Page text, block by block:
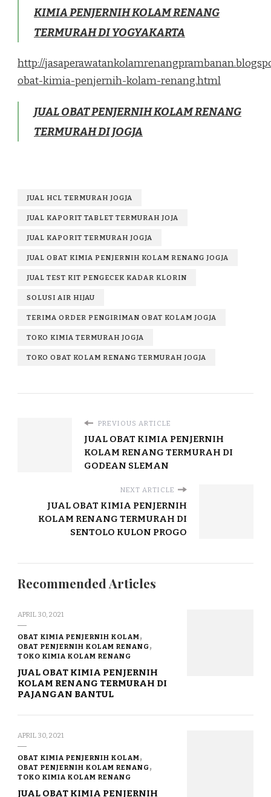
KIMIA PENJERNIH KOLAM RENANG
TERMURAH DI YOGYAKARTA
http://
obat-kimia-penjernih-kolam-renang.html
JUAL OBAT PENJERNIH KOLAM RENANG
TERMURAH DI JOGJA
JUAL HCL TERMURAH JOGJA
JUAL KAPORIT TABLET TERMURAH JOJA
JUAL KAPORIT TERMURAH JOGJA
JUAL OBAT KIMIA PENJERNIH KOLAM RENANG JOGJA
JUAL TEST KIT PENGECEK KADAR KLORIN
SOLUSI AIR HIJAU
TERIMA ORDER PENGIRIMAN OBAT KOLAM JOGJA
TOKO KIMIA TERMURAH JOGJA
TOKO OBAT KOLAM RENANG TERMURAH JOGJA
PREVIOUS ARTICLE
JUAL OBAT KIMIA PENJERNIH
KOLAM RENANG TERMURAH DI
GODEAN SLEMAN
NEXT ARTICLE
JUAL OBAT KIMIA PENJERNIH
KOLAM RENANG TERMURAH DI
SENTOLO KULON PROGO
Recommended Articles
APRIL 30, 2021
OBAT KIMIA PENJERNIH KOLAM
OBAT PENJERNIH KOLAM RENANG
TOKO KIMIA KOLAM RENANG
JUAL OBAT KIMIA PENJERNIH
KOLAM RENANG TERMURAH DI
PAJANGAN BANTUL
APRIL 30, 2021
OBAT KIMIA PENJERNIH KOLAM
OBAT PENJERNIH KOLAM RENANG
TOKO KIMIA KOLAM RENANG
JUAL OBAT KIMIA PENJERNIH